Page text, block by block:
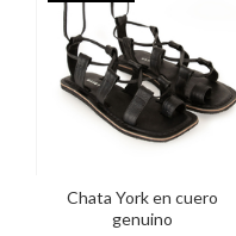
Chata York en cuero
genuino